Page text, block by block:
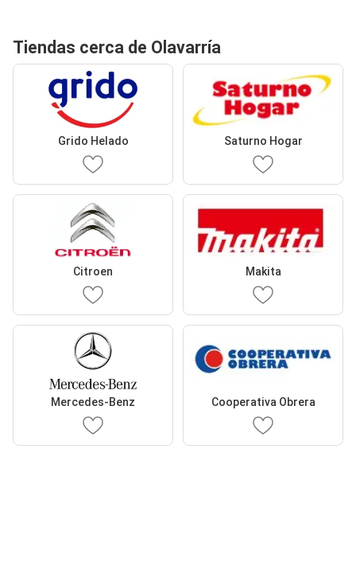
Tiendas cerca de Olavarría
Grido Helado Saturno Hogar
Citroen Makita
Mercedes-Benz Cooperativa Obrera